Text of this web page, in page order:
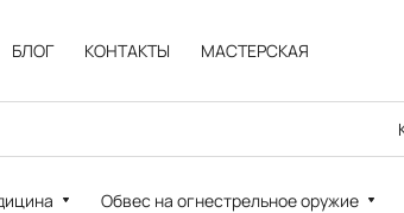
БЛОГ КОНТАКТЫ МАСТЕРСКАЯ
Обвес на огнестрельное оружие